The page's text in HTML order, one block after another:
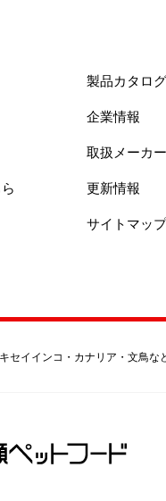
製品カタログ
企業情報
取扱メーカー
更新情報
サイトマップ
セイインコ・カナリア・文鳥な